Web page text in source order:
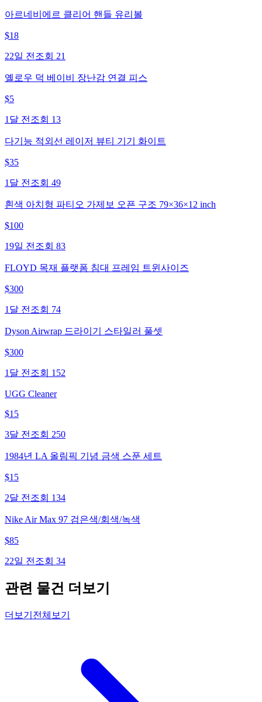
아르네비에르 클리어 핸들 유리볼
$18
22일 전 조회 21
옐로우 덕 베이비 장난감 연결 피스
$5
1달 전 조회 13
다기능 적외선 레이저 뷰티 기기 화이트
$35
1달 전 조회 49
흰색 아치형 파티오 가제보 오픈 구조 79×36×12 inch
$100
19일 전 조회 83
FLOYD 목재 플랫폼 침대 프레임 트윈사이즈
$300
1달 전 조회 74
Dyson Airwrap 드라이기 스타일러 풀셋
$300
1달 전 조회 152
UGG Cleaner
$15
3달 전 조회 250
1984년 LA 올림픽 기념 금색 스푼 세트
$15
2달 전 조회 134
Nike Air Max 97 검은색/회색/녹색
$85
22일 전 조회 34
관련 물건 더보기
더보기 전체보기